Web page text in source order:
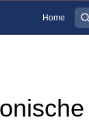
Home